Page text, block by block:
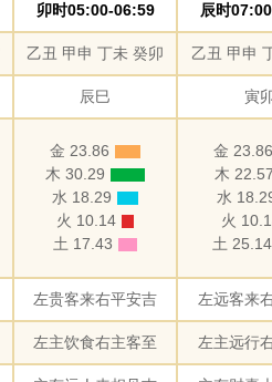
卯时05:00-06:59 辰时
乙丑 甲申 丁未 癸卯 乙丑 甲申
辰巳 寅
金 23.86
木 30.29
水 18.29
火 10.14
土 17.43
金 23.86
木 22.57
水
火
土 25.14
左贵客来右平安吉 左远客来
左主饮食右主客至 左主远行